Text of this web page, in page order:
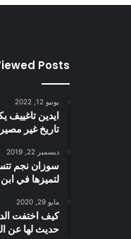
Posts
يونيو 12, 2022
ايدين تاغييف
تاريخ غير مصير
ديسمبر 22, 2019
سوزان نجم
لتميزها في
مايو 29, 2020
كيف اختفت
حديث لها عن